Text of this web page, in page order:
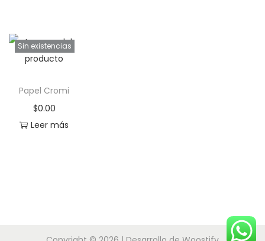
Sin existencias
Papel Cromi
$0.00
Leer más